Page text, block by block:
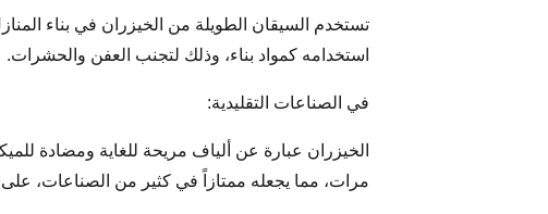
تستخدم السيقان الطويلة من الخيزران في بناء
استخدامه كمواد بناء، وذلك لتجنب العفن والحشرات.
في الصناعات التقليدية:
الخيزران عبارة عن ألياف مريحة للغاية ومضادة
مرات، مما يجعله ممتازاً في كثير من الصناعات، على